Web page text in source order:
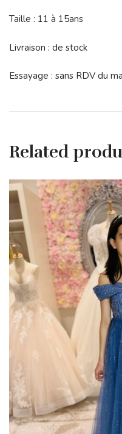
Taille : 11 à 15ans
Livraison : de stock
Essayage : sans RDV du
Related